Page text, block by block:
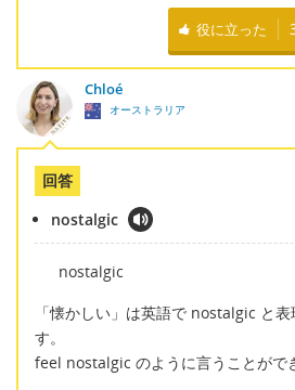
役に立った
Chloé
オーストラリア
回答
nostalgic
nostalgic
「懐かしい」は英語で nostalgic と
す。
feel nostalgic のように言うことがで